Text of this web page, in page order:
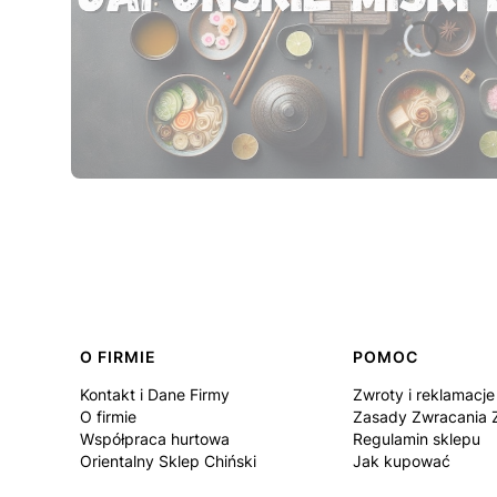
Linki w stopce
O FIRMIE
Kontakt i Dane Firmy
O firmie
Współpraca hurtowa
Orientalny Sklep Chiński
POMOC
Zwroty i reklamacje
Zasady Zwracania
Regulamin sklepu
Jak kupować